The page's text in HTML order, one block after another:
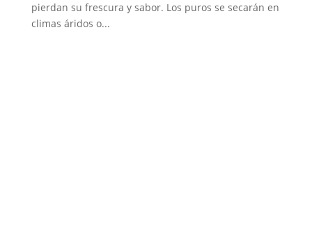
pierdan su frescura y sabor. Los puros se secarán en
climas áridos o...